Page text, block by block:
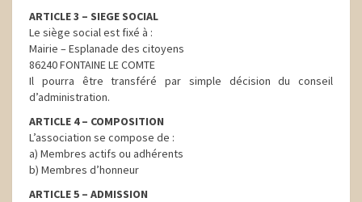
ARTICLE 3 – SIEGE SOCIAL
Le siège social est fixé à :
Mairie – Esplanade des citoyens
86240 FONTAINE LE COMTE
Il pourra être transféré par simple décision du conseil
d’administration.
ARTICLE 4 – COMPOSITION
L’association se compose de :
a) Membres actifs ou adhérents
b) Membres d’honneur
ARTICLE 5 – ADMISSION